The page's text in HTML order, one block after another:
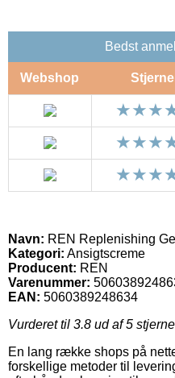
Bedst
Webshop
Navn: REN Replenishing
Kategori: Ansigtscreme
Producent: REN
Varenummer:
EAN: 5060389248634
Vurderet til 3.8 ud af 5
En lang række shops på
forskellige metoder til